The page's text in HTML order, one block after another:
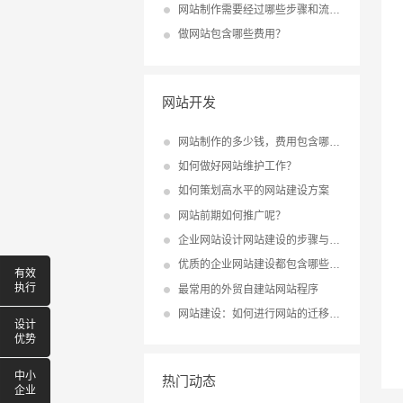
网站制作需要经过哪些步骤和流程？
做网站包含哪些费用？
网站开发
如何做好网站维护工作？
如何策划高水平的网站建设方案
网站前期如何推广呢？
企业网站设计网站建设的步骤与流程
优质的企业网站建设都包含哪些内容？
最常用的外贸自建站网站程序
网站建设：如何进行网站的迁移与升级？
热门动态
有效
执行
设计
优势
中小
企业